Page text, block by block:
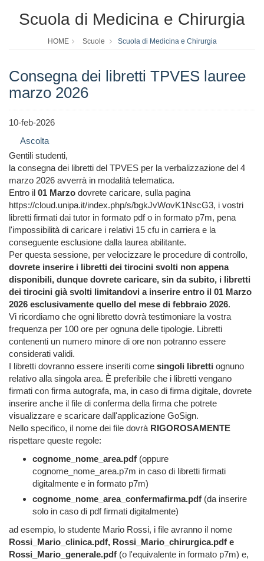
Scuola di Medicina e Chirurgia
HOME Scuole Scuola di Medicina e Chirurgia
Consegna dei libretti TPVES lauree
marzo 2026
10-feb-2026
Ascolta
Gentili studenti,
la consegna dei libretti del TPVES per la verbalizzazione del 4
marzo 2026 avverrà in modalità telematica.
Entro il 01 Marzo dovrete caricare, sulla pagina
https://cloud.unipa.it/index.php/s/bgkJvWovK1NscG3, i vostri
libretti firmati dai tutor in formato pdf o in formato p7m, pena
l'impossibilità di caricare i relativi 15 cfu in carriera e la
conseguente esclusione dalla laurea abilitante.
Per questa sessione, per velocizzare le procedure di controllo,
dovrete inserire i libretti dei tirocini svolti non appena
disponibili, dunque dovrete caricare, sin da subito, i libretti
dei tirocini già svolti limitandovi a inserire entro il 01 Marzo
2026 esclusivamente quello del mese di febbraio 2026.
Vi ricordiamo che ogni libretto dovrà testimoniare la vostra
frequenza per 100 ore per ognuna delle tipologie. Libretti
contenenti un numero minore di ore non potranno essere
considerati validi.
I libretti dovranno essere inseriti come singoli libretti ognuno
relativo alla singola area. È preferibile che i libretti vengano
firmati con firma autografa, ma, in caso di firma digitale, dovrete
inserire anche il file di conferma della firma che potrete
visualizzare e scaricare dall'applicazione GoSign.
Nello specifico, il nome dei file dovrà RIGOROSAMENTE
rispettare queste regole:
cognome_nome_area.pdf (oppure
cognome_nome_area.p7m in caso di libretti firmati
digitalmente e in formato p7m)
cognome_nome_area_confermafirma.pdf (da inserire
solo in caso di pdf firmati digitalmente)
ad esempio, lo studente Mario Rossi, i file avranno il nome
Rossi_Mario_clinica.pdf, Rossi_Mario_chirurgica.pdf e
Rossi_Mario_generale.pdf (o l'equivalente in formato p7m) e,